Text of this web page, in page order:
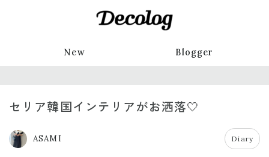
New Blogger
セリア韓国インテリアがお洒落🤍
ASAMI Diary